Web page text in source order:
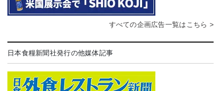
すべての企画広告一覧はこちら >
日本食糧新聞社発行の他媒体記事